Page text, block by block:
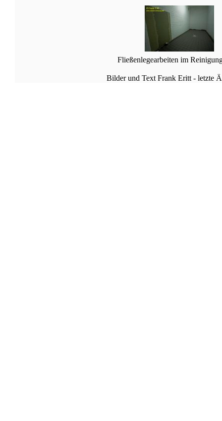
Fließenlegearbeiten im
Bilder und Text Frank Eritt - letzte